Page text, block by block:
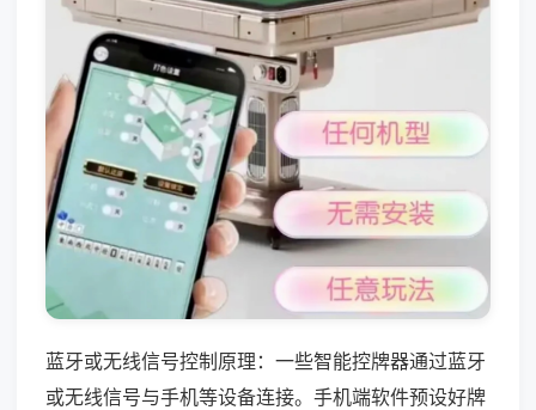
蓝牙或无线信号控制原理：一些智能控牌器通过蓝牙
或无线信号与手机等设备连接。手机端软件预设好牌